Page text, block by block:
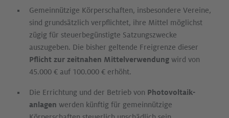
Gemeinnützige Körperschaften, insbesondere Vereine,
sind grundsätzlich verpflichtet, ihre Mittel möglichst
zügig für steuerbegünstigte Satzungs­zwecke
auszugeben. Die bisher geltende Freigrenze dieser
Pflicht zur zeitnahen Mittelverwendungwird von
45.000 € auf 100.000 € erhöht.
Die Errichtung und der Betrieb von Photovoltaik­
anlagen werden künftig für gemeinnützige